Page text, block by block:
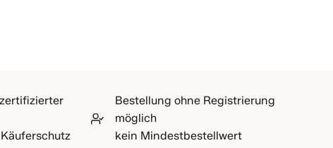
Bestellung ohne Registrierung
möglich
kein Mindestbestellwert